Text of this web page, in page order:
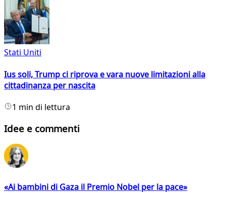
Stati Uniti
Ius soli, Trump ci riprova e vara nuove limitazioni alla
cittadinanza per nascita
1 min di lettura
Idee e commenti
«Ai bambini di Gaza il Premio Nobel per la pace»